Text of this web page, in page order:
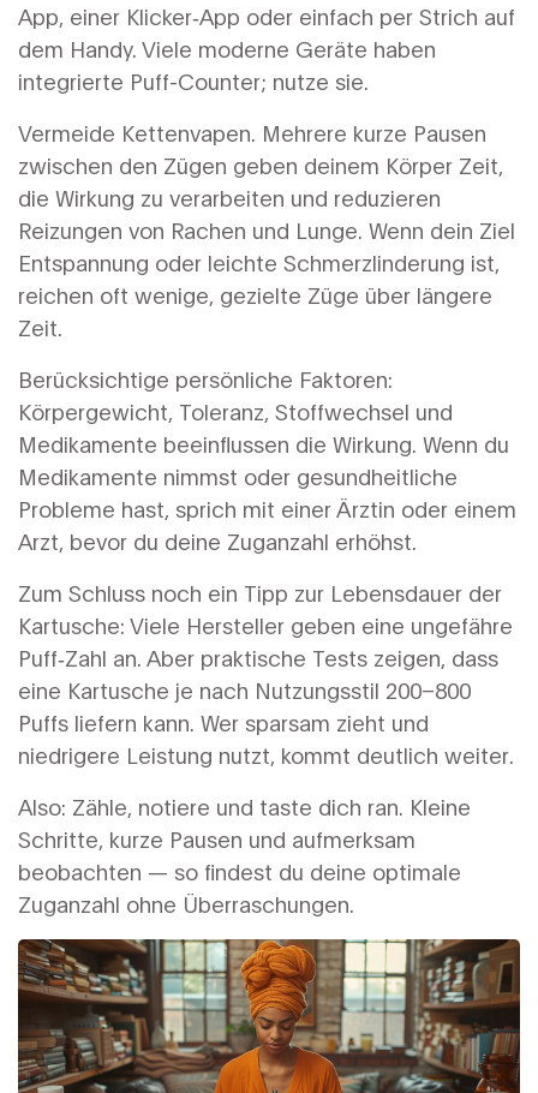
App, einer Klicker‑App oder einfach per Strich auf
dem Handy. Viele moderne Geräte haben
integrierte Puff-Counter; nutze sie.
Vermeide Kettenvapen. Mehrere kurze Pausen
zwischen den Zügen geben deinem Körper Zeit,
die Wirkung zu verarbeiten und reduzieren
Reizungen von Rachen und Lunge. Wenn dein Ziel
Entspannung oder leichte Schmerzlinderung ist,
reichen oft wenige, gezielte Züge über längere
Zeit.
Berücksichtige persönliche Faktoren:
Körpergewicht, Toleranz, Stoffwechsel und
Medikamente beeinflussen die Wirkung. Wenn du
Medikamente nimmst oder gesundheitliche
Probleme hast, sprich mit einer Ärztin oder einem
Arzt, bevor du deine Zuganzahl erhöhst.
Zum Schluss noch ein Tipp zur Lebensdauer der
Kartusche: Viele Hersteller geben eine ungefähre
Puff‑Zahl an. Aber praktische Tests zeigen, dass
eine Kartusche je nach Nutzungsstil 200–800
Puffs liefern kann. Wer sparsam zieht und
niedrigere Leistung nutzt, kommt deutlich weiter.
Also: Zähle, notiere und taste dich ran. Kleine
Schritte, kurze Pausen und aufmerksam
beobachten — so findest du deine optimale
Zuganzahl ohne Überraschungen.